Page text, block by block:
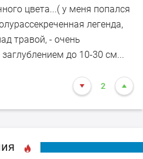
цвета...( у меня попался
легенда,
травой, - очень
до 10-30 см...
2